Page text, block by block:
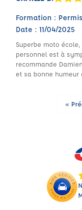
Formation :
Date : 11/04/2025
Superbe moto
personnel est à
recommande
et sa bonne humeur
«